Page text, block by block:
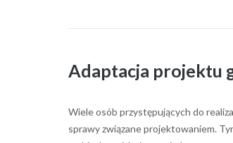
Adaptacja projektu
Wiele osób przystępujących do
sprawy związane projektowaniem.